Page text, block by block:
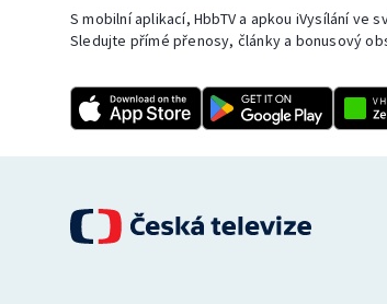
S mobilní aplikací, HbbTV a apkou iVysílání
Sledujte přímé přenosy, články a bonusový